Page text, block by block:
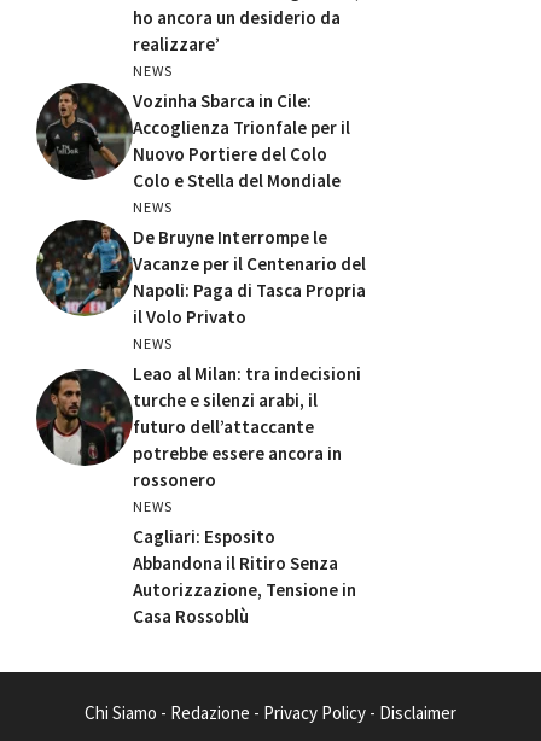
ho ancora un desiderio da
realizzare’
NEWS
Vozinha Sbarca in Cile:
Accoglienza Trionfale per il
Nuovo Portiere del Colo
Colo e Stella del Mondiale
NEWS
De Bruyne Interrompe le
Vacanze per il Centenario del
Napoli: Paga di Tasca Propria
il Volo Privato
NEWS
Leao al Milan: tra indecisioni
turche e silenzi arabi, il
futuro dell’attaccante
potrebbe essere ancora in
rossonero
NEWS
Cagliari: Esposito
Abbandona il Ritiro Senza
Autorizzazione, Tensione in
Casa Rossoblù
Chi Siamo - Redazione - Privacy Policy - Disclaimer